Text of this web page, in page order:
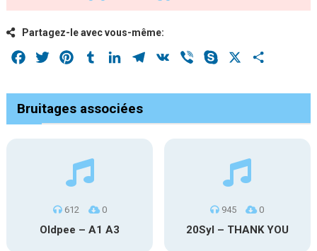
Partagez-le avec vous-même:
Facebook
Twitter PinterestTumblrLinkedInTelegram
VK Viber Skype
Bruitages associées
612 0
Oldpee – A1 A3
945 0
20Syl – THANK YOU